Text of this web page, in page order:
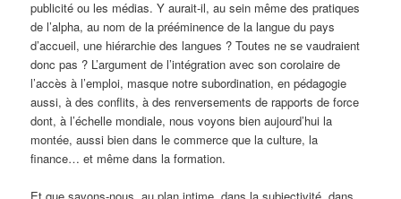
publicité ou les médias. Y aurait-il, au sein même des pratiques
de l’alpha, au nom de la prééminence de la langue du pays
d’accueil, une hiérarchie des langues ? Toutes ne se vaudraient
donc pas ? L’argument de l’intégration avec son corolaire de
l’accès à l’emploi, masque notre subordination, en pédagogie
aussi, à des conflits, à des renversements de rapports de force
dont, à l’échelle mondiale, nous voyons bien aujourd’hui la
montée, aussi bien dans le commerce que la culture, la
finance… et même dans la formation.